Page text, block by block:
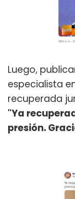
Luego,
especialista
recuperada
"Ya
presión.